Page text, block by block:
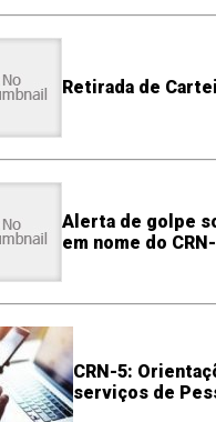
Retirada de
Alerta de golpe
em nome do
CRN-5:
serviços de